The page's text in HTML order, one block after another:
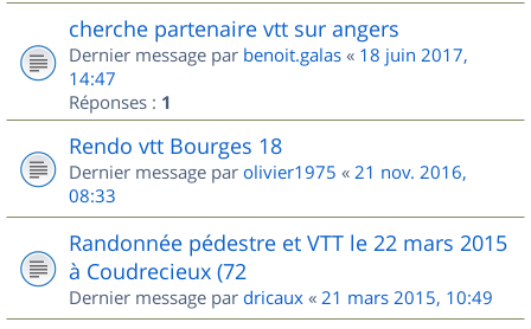
cherche partenaire vtt sur angers
Dernier message par benoit.galas « 18 juin 2017,
14:47
Réponses : 1
Rendo vtt Bourges 18
Dernier message par olivier1975 « 21 nov. 2016,
08:33
Randonnée pédestre et VTT le 22 mars 2015
à Coudrecieux (72
Dernier message par dricaux « 21 mars 2015, 10:49